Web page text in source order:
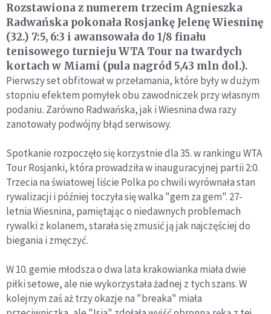
Rozstawiona z numerem trzecim Agnieszka
Radwańska pokonała Rosjankę Jelenę Wiesninę
(32.) 7:5, 6:3 i awansowała do 1/8 finału
tenisowego turnieju WTA Tour na twardych
kortach w Miami (pula nagród 5,43 mln dol.).
Pierwszy set obfitował w przełamania, które były w dużym
stopniu efektem pomyłek obu zawodniczek przy własnym
podaniu. Zarówno Radwańska, jak i Wiesnina dwa razy
zanotowały podwójny błąd serwisowy.
Spotkanie rozpoczęło się korzystnie dla 35. w rankingu WTA
Tour Rosjanki, która prowadziła w inauguracyjnej partii 2:0.
Trzecia na światowej liście Polka po chwili wyrównała stan
rywalizacji i później toczyła się walka "gem za gem". 27-
letnia Wiesnina, pamiętając o niedawnych problemach
rywalki z kolanem, starała się zmusić ją jak najczęściej do
biegania i zmęczyć.
W 10. gemie młodsza o dwa lata krakowianka miała dwie
piłki setowe, ale nie wykorzystała żadnej z tych szans. W
kolejnym zaś aż trzy okazje na "breaka" miała